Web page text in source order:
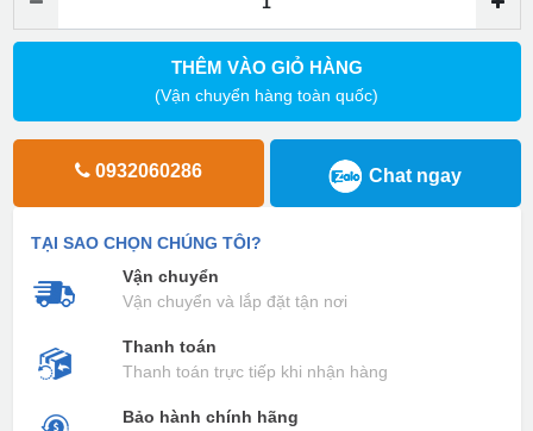
THÊM VÀO GIỎ HÀNG
(Vận chuyển hàng toàn quốc)
0932060286 Chat ngay
TẠI SAO CHỌN CHÚNG TÔI?
Vận chuyển
Vận chuyển và lắp đặt tận nơi
Thanh toán
Thanh toán trực tiếp khi nhận hàng
Bảo hành chính hãng